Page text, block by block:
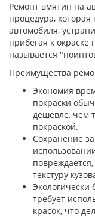
Ремонт вмятин на
процедура,
автомобиля,
прибегая к окраске
называется
Преимущества
Экономия
покраски
дешевле, чем
покраской.
Сохранение
текстуру
Экологически
требует
красок, что